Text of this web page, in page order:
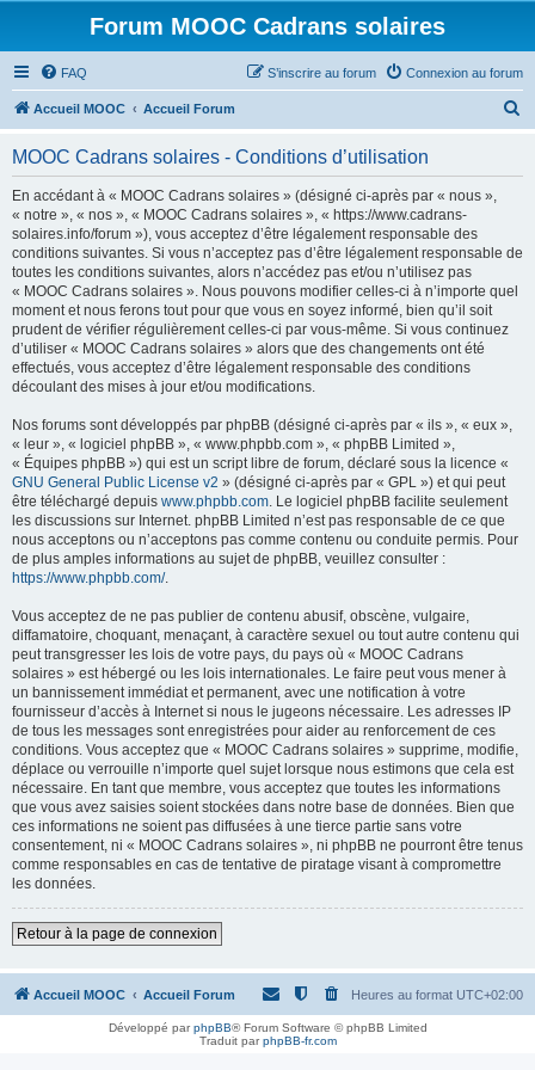
Forum MOOC Cadrans solaires
FAQ Connexion au forum
S’inscrire au forum
Accueil MOOC Accueil Forum
MOOC Cadrans solaires - Conditions d’utilisation
En accédant à « MOOC Cadrans solaires » (désigné ci-après par « nous »,
« notre », « nos », « MOOC Cadrans solaires », « https://www.cadrans-
solaires.info/forum »), vous acceptez d’être légalement responsable des
conditions suivantes. Si vous n’acceptez pas d’être légalement responsable de
toutes les conditions suivantes, alors n’accédez pas et/ou n’utilisez pas
« MOOC Cadrans solaires ». Nous pouvons modifier celles-ci à n’importe quel
moment et nous ferons tout pour que vous en soyez informé, bien qu’il soit
prudent de vérifier régulièrement celles-ci par vous-même. Si vous continuez
d’utiliser « MOOC Cadrans solaires » alors que des changements ont été
effectués, vous acceptez d’être légalement responsable des conditions
découlant des mises à jour et/ou modifications.
Nos forums sont développés par phpBB (désigné ci-après par « ils », « eux »,
« leur », « logiciel phpBB », « www.phpbb.com », « phpBB Limited »,
« Équipes phpBB ») qui est un script libre de forum, déclaré sous la licence «
GNU General Public License v2 » (désigné ci-après par « GPL ») et qui peut
être téléchargé depuis www.phpbb.com. Le logiciel phpBB facilite seulement
les discussions sur Internet. phpBB Limited n’est pas responsable de ce que
nous acceptons ou n’acceptons pas comme contenu ou conduite permis. Pour
de plus amples informations au sujet de phpBB, veuillez consulter :
https://www.phpbb.com/.
Vous acceptez de ne pas publier de contenu abusif, obscène, vulgaire,
diffamatoire, choquant, menaçant, à caractère sexuel ou tout autre contenu qui
peut transgresser les lois de votre pays, du pays où « MOOC Cadrans
solaires » est hébergé ou les lois internationales. Le faire peut vous mener à
un bannissement immédiat et permanent, avec une notification à votre
fournisseur d’accès à Internet si nous le jugeons nécessaire. Les adresses IP
de tous les messages sont enregistrées pour aider au renforcement de ces
conditions. Vous acceptez que « MOOC Cadrans solaires » supprime, modifie,
déplace ou verrouille n’importe quel sujet lorsque nous estimons que cela est
nécessaire. En tant que membre, vous acceptez que toutes les informations
que vous avez saisies soient stockées dans notre base de données. Bien que
ces informations ne soient pas diffusées à une tierce partie sans votre
consentement, ni « MOOC Cadrans solaires », ni phpBB ne pourront être tenus
comme responsables en cas de tentative de piratage visant à compromettre
les données.
Retour à la page de connexion
Accueil MOOC Accueil Forum Heures au format UTC+02:00
Développé parphpBB® Forum Software © phpBB Limited
Traduit parphpBB-fr.com